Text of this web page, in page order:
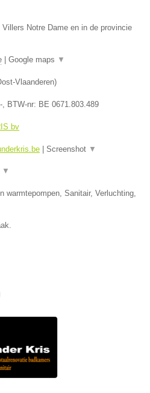
Notre Dame en in de provincie
Google maps ▼
Vlaanderen)
-, BTW-nr: BE 0671.803.489
bv
Screenshot ▼
▼
warmtepompen, Sanitair, Verluchting,